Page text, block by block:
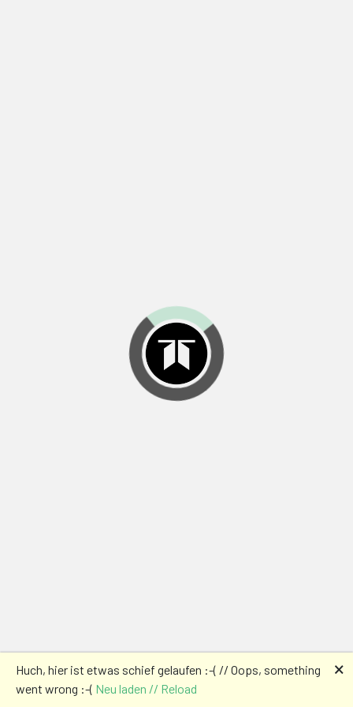
Huch, hier ist etwas schief gelaufen :-( // Oops, something
went wrong :-( Neu laden // Reload
🗙